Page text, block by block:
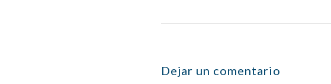
Dejar un comentario